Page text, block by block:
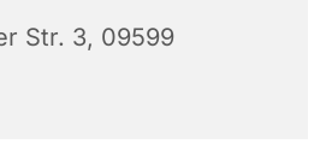
Str. 3, 09599